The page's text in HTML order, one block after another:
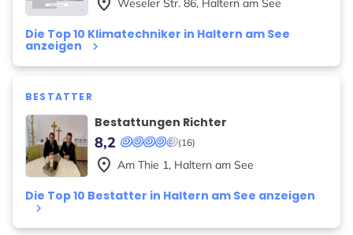
Die Top 10 Klimatechniker in Haltern am See
anzeigen keyboard_arrow_right
Weseler Str. 86, Haltern am See
BESTATTER
Bestattungen Richter
(16)
8,2
Die Top 10 Bestatter in Haltern am See anzeigen
keyboard_arrow_right
place Am Thie 1, Haltern am See